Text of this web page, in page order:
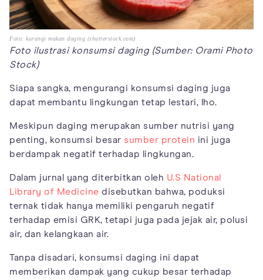
Foto: kurangi makan daging (shutterstock.com)
Foto ilustrasi konsumsi daging (Sumber: Orami Photo
Stock)
Siapa sangka, mengurangi konsumsi daging juga
dapat membantu lingkungan tetap lestari, lho.
Meskipun daging merupakan sumber nutrisi yang
penting, konsumsi besar sumber protein ini juga
berdampak negatif terhadap lingkungan.
Dalam jurnal yang diterbitkan oleh U.S National
Library of Medicine disebutkan bahwa, poduksi
ternak tidak hanya memiliki pengaruh negatif
terhadap emisi GRK, tetapi juga pada jejak air, polusi
air, dan kelangkaan air.
Tanpa disadari, konsumsi daging ini dapat
memberikan dampak yang cukup besar terhadap